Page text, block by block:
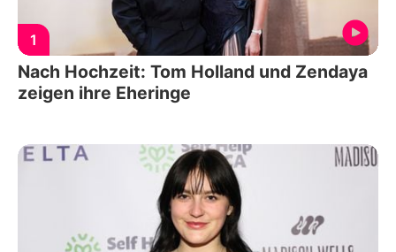
1
Nach Hochzeit: Tom Holland und Zendaya
zeigen ihre Eheringe